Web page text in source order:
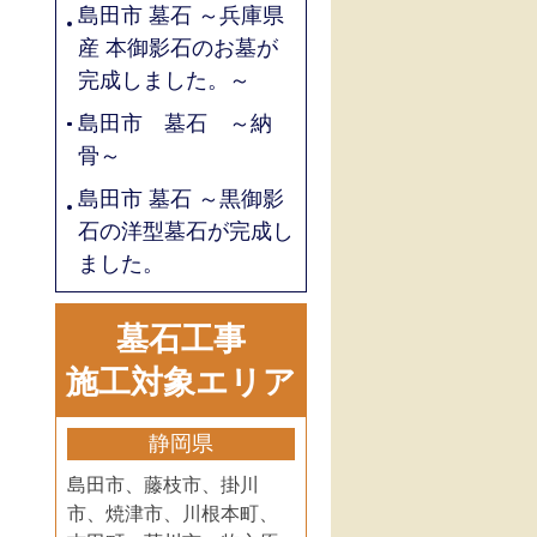
島田市 墓石 ～兵庫県
産 本御影石のお墓が
完成しました。～
島田市 墓石 ～納
骨～
島田市 墓石 ～黒御影
石の洋型墓石が完成し
ました。
墓石工事
施工対象エリア
静岡県
島田市、藤枝市、掛川
市、焼津市、川根本町、